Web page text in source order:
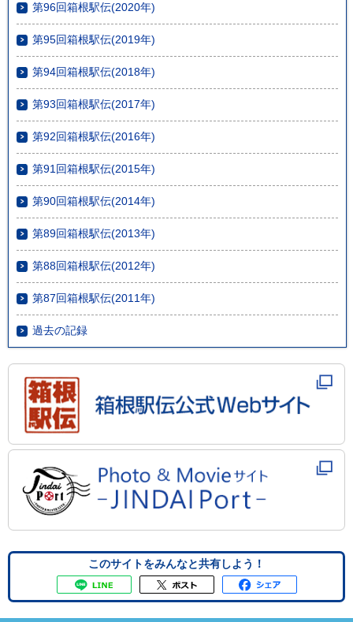
第96回箱根駅伝(2020年)
第95回箱根駅伝(2019年)
第94回箱根駅伝(2018年)
第93回箱根駅伝(2017年)
第92回箱根駅伝(2016年)
第91回箱根駅伝(2015年)
第90回箱根駅伝(2014年)
第89回箱根駅伝(2013年)
第88回箱根駅伝(2012年)
第87回箱根駅伝(2011年)
過去の記録
このサイトをみんなと共有しよう！